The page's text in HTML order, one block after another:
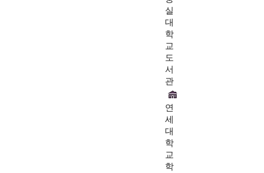
실
대
학
교
도
서
관
연
세
대
학
교
학